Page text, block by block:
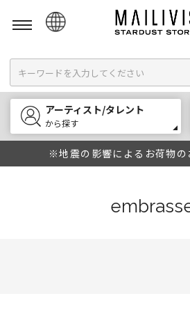
English
한국어
中文
アーティスト/タレント
から探す
※地震の影響によるお荷物の